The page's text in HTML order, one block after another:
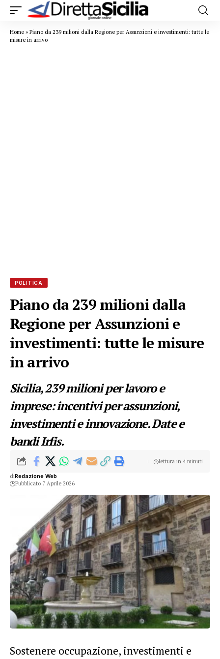
Home » Piano da 239 milioni dalla Regione per Assunzioni e investimenti: tutte le
misure in arrivo
POLITICA
Piano da 239 milioni dalla
Regione per Assunzioni e
investimenti: tutte le misure
in arrivo
Sicilia, 239 milioni per lavoro e
imprese: incentivi per assunzioni,
investimenti e innovazione. Date e
bandi Irfis.
diRedazione Web
Pubblicato 7 Aprile 2026
lettura in 4 minuti
Sostenere occupazione, investimenti e